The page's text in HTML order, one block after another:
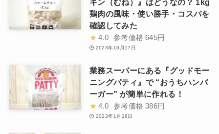
キン（むね）』はどうなの？ 1kg
鶏肉の風味・使い勝手・コスパを
確認してみた
★ 4.0 参考価格 645円
2023年10月17日
業務スーパーにある『グッドモー
ニングパティ』で “おうちハンバ
ーガー” が簡単に作れる！
★ 4.0 参考価格 386円
2023年1月28日